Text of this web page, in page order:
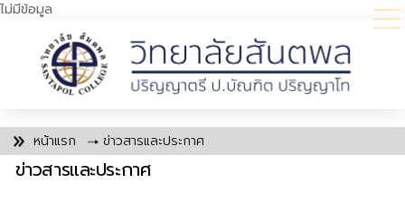
ไม่มีข้อมูล
หน้าแรก ข่าวสารและประกาศ
ข่าวสารและประกาศ